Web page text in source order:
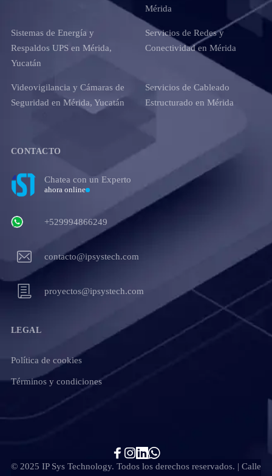
Mérida
Sistemas de Energía y
Respaldos UPS en Mérida,
Yucatán
Servicios de Redes y
Conectividad en Mérida
Videovigilancia y Cámaras de
Seguridad en Mérida, Yucatán
Servicios de Cableado
Estructurado en Mérida
CONTACTO
Chatea con un Experto
ahora online
+529994866249
contacto@ipsystech.com
proyectos@ipsystech.com
LEGAL
Política de cookies
Términos y condiciones
© 2025 IP Sys Technology. Todos los derechos reservados. | Calle